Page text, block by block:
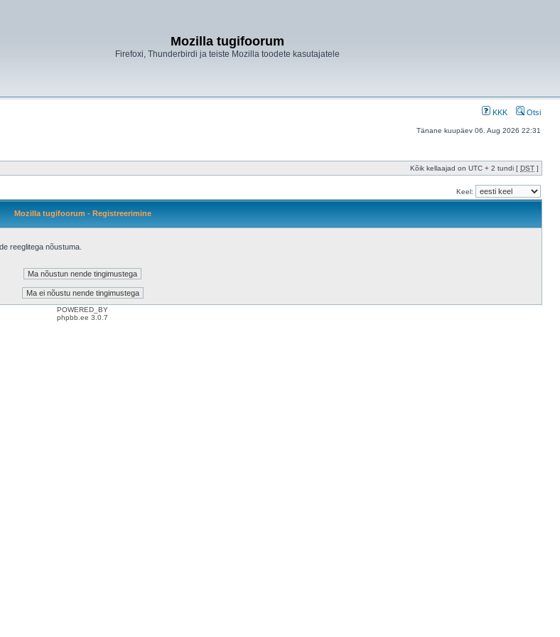
Mozilla tugifoorum
Firefoxi, Thunderbirdi ja teiste Mozilla toodete kasutajatele
KKK Otsi
Tänane kuupäev 06. Aug 2026 22:31
Kõik kellaajad on UTC + 2 tundi [ DST ]
Keel:
Mozilla tugifoorum - Registreerimine
reeglitega nõustuma.
POWERED_BY
phpbb.ee 3.0.7